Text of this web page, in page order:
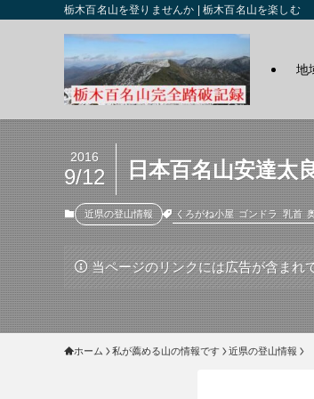
栃木百名山を登りませんか | 栃木百名山を楽しむ
地
日本百名山安達太
2016
9/12
近県の登山情報 くろがね小屋 ゴンドラ 乳首
当ページのリンクには広告が含まれ
ホーム 私が薦める山の情報です 近県の登山情報